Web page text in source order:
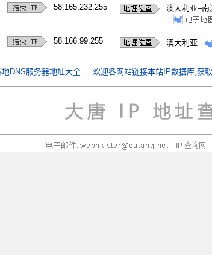
58.165.232.255 澳大利亚–南
58.166.99.255 澳大利亚
DNS服务器地址大全 欢迎各网站链接本站IP数据库,获
电子邮件: IP 查询网